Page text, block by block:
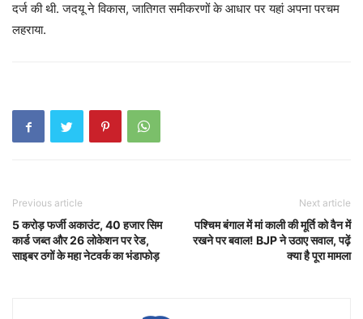
दर्ज की थी. जदयू ने विकास, जातिगत समीकरणों के आधार पर यहां अपना परचम
लहराया.
Previous article
5 करोड़ फर्जी अकाउंट, 40 हजार सिम
कार्ड जब्त और 26 लोकेशन पर रेड,
साइबर ठगों के महा नेटवर्क का भंडाफोड़
Next article
पश्चिम बंगाल में मां काली की मूर्ति को वैन में
रखने पर बवाल! BJP ने उठाए सवाल, पढ़ें
क्या है पूरा मामला